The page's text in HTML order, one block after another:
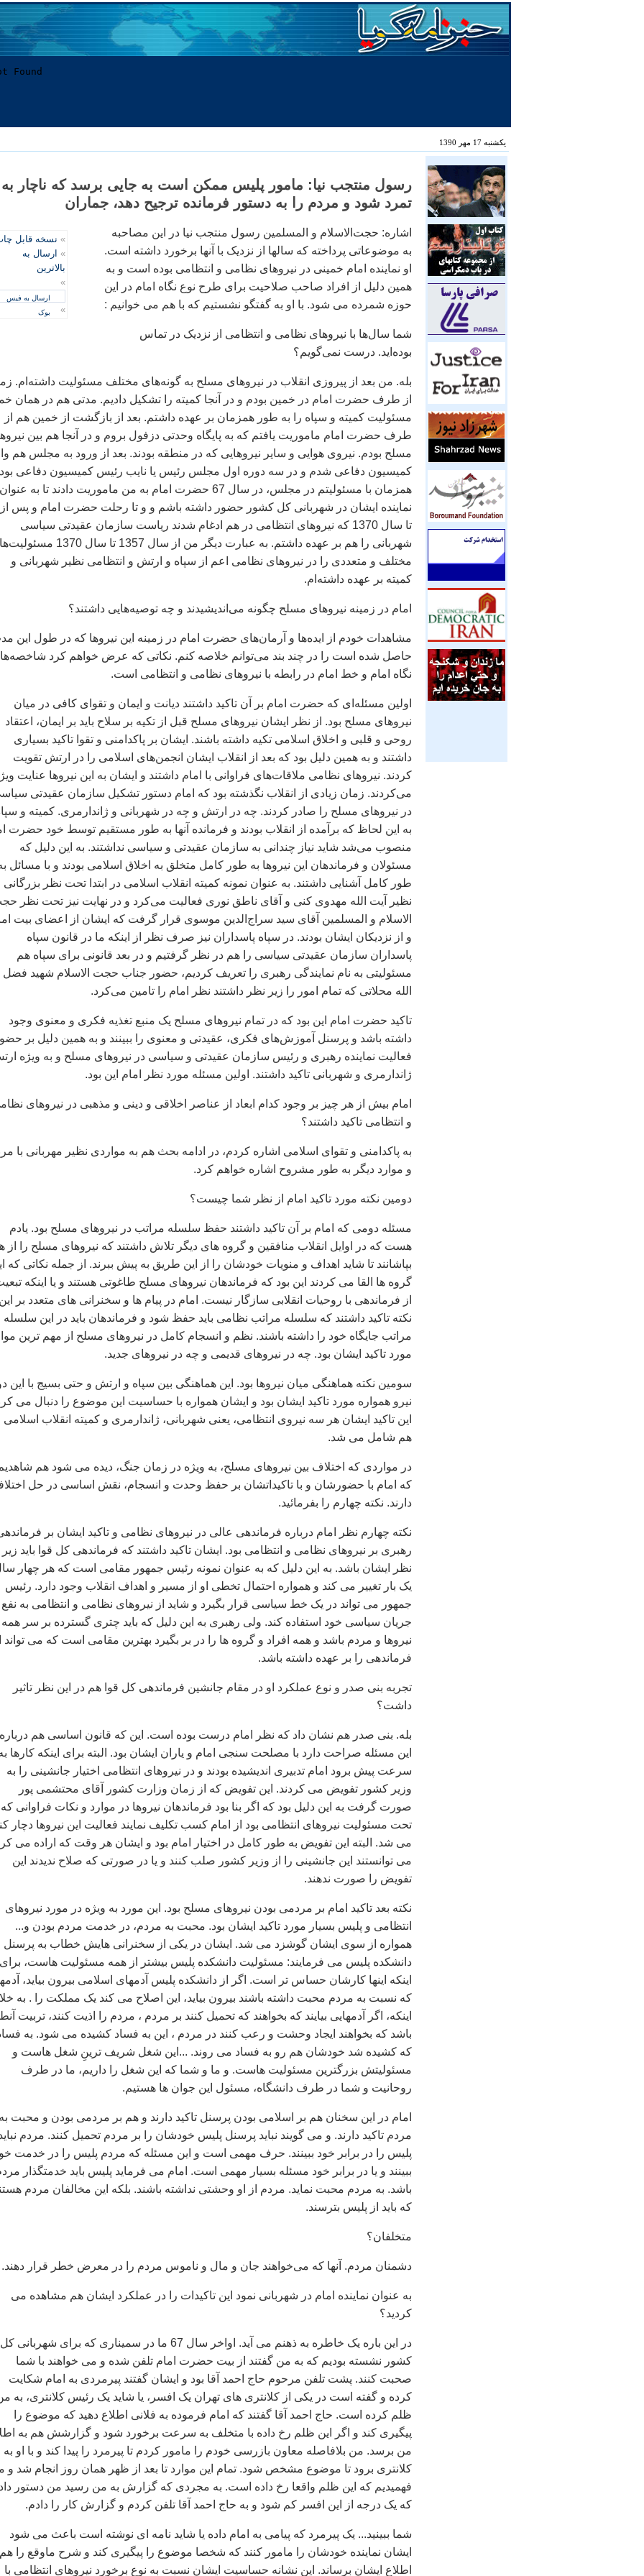
یکشنبه 17 مهر 1390
رسول منتجب نیا: مامور پلیس ممکن است به جایی برسد که ناچار به
تمرد شود و مردم را به دستور فرمانده ترجیح دهد، جماران
» نسخه قابل
» ارسال به
بالاترین
»
ارسال به فیس
بوک
»
اشاره: حجت‌الاسلام و المسلمین رسول منتجب نیا در این مصاحبه
به موضوعاتی پرداخته که سالها از نزدیک با آنها برخورد داشته است.
او نماینده امام خمینی در نیروهای نظامی و انتظامی بوده است و به
همین دلیل از افراد صاحب صلاحیت برای طرح نوع نگاه امام در این
حوزه شمرده می شود. با او به گفتگو نشستیم که با هم می خوانیم :
شما سال‌ها با نیروهای نظامی و انتظامی از نزدیک در تماس
بوده‌اید. درست نمی‌گویم؟
بله. من بعد از پیروزی انقلاب در نیروهای مسلح به گونه‌های مختلف مسئولیت داشته‌ام.
از طرف حضرت امام در خمین بودم و در آنجا کمیته را تشکیل دادیم. مدتی هم در همان
مسئولیت کمیته و سپاه را به طور همزمان بر عهده داشتم. بعد از بازگشت از خمین هم از
طرف حضرت امام ماموریت یافتم که به پایگاه وحدتی دزفول بروم و در آنجا هم بین
مسلح بودم. نیروی هوایی و سایر نیروهایی که در منطقه بودند. بعد از ورود به مجلس هم
کمیسیون دفاعی شدم و در سه دوره اول مجلس رئیس یا نایب رئیس کمیسیون دفاعی
همزمان با مسئولیتم در مجلس، در سال 67 حضرت امام به من ماموریت دادند تا به عنوان
نماینده ایشان در شهربانی کل کشور حضور داشته باشم و و تا رحلت حضرت امام و پس
تا سال 1370 که نیروهای انتظامی در هم ادغام شدند ریاست سازمان عقیدتی سیاسی
شهربانی را هم بر عهده داشتم. به عبارت دیگر من از سال 1357 تا سال
مختلف و متعددی را در نیروهای نظامی اعم از سپاه و ارتش و انتظامی نظیر شهربانی و
کمیته بر عهده داشته‌ام.
امام در زمینه نیروهای مسلح چگونه می‌اندیشیدند و چه توصیه‌هایی داشتند؟
مشاهدات خودم از ایده‌ها و آرمان‌های حضرت امام در زمینه این نیروها که در طول این
حاصل شده است را در چند بند می‌توانم خلاصه کنم. نکاتی که عرض خواهم کرد
نگاه امام و خط امام در رابطه با نیروهای نظامی و انتظامی است.
اولین مسئله‌ای که حضرت امام بر آن تاکید داشتند دیانت و ایمان و تقوای کافی در میان
نیروهای مسلح بود. از نظر ایشان نیروهای مسلح قبل از تکیه بر سلاح باید بر ایمان، اعتقاد
روحی و قلبی و اخلاق اسلامی تکیه داشته باشند. ایشان بر پاکدامنی و تقوا تاکید بسیاری
داشتند و به همین دلیل بود که بعد از انقلاب ایشان انجمن‌های اسلامی را در ارتش تقویت
کردند. نیروهای نظامی ملاقات‌های فراوانی با امام داشتند و ایشان به این نیروها عنایت
می‌کردند. زمان زیادی از انقلاب نگذشته بود که امام دستور تشکیل سازمان عقیدتی
در نیروهای مسلح را صادر کردند. چه در ارتش و چه در شهربانی و ژاندارمری. کمیته و
به این لحاظ که برآمده از انقلاب بودند و فرمانده آنها به طور مستقیم توسط خود حضرت
منصوب می‌شد شاید نیاز چندانی به سازمان عقیدتی و سیاسی نداشتند. به این دلیل که
مسئولان و فرماندهان این نیروها به طور کامل متخلق به اخلاق اسلامی بودند و با مسائل
طور کامل آشنایی داشتند. به عنوان نمونه کمیته انقلاب اسلامی در ابتدا تحت نظر بزرگانی
نظیر آیت‌ الله مهدوی کنی و آقای ناطق نوری فعالیت می‌کرد و در نهایت نیز تحت نظر
الاسلام و المسلمین آقای سید سراج‌الدین موسوی قرار گرفت که ایشان از اعضای بیت
و از نزدیکان ایشان بودند. در سپاه پاسداران نیز صرف نظر از اینکه ما در قانون سپاه
پاسداران سازمان عقیدتی سیاسی را هم در نظر گرفتیم و در بعد قانونی برای سپاه هم
مسئولیتی به نام نمایندگی رهبری را تعریف کردیم، حضور جناب حجت الاسلام شهید فضل
الله محلاتی که تمام امور را زیر نظر داشتند نظر امام را تامین می‌کرد.
تاکید حضرت امام این بود که در تمام نیروهای مسلح یک منبع تغذیه فکری و معنوی وجود
داشته باشد و پرسنل آموزش‌های فکری، عقیدتی و معنوی را ببینند و به همین دلیل بر
فعالیت نماینده رهبری و رئیس سازمان عقیدتی و سیاسی در نیروهای مسلح و به ویژه
ژاندارمری و شهربانی تاکید داشتند. اولین مسئله مورد نظر امام این بود.
امام بیش از هر چیز بر وجود کدام ابعاد از عناصر اخلاقی و دینی و مذهبی در نیروهای
و انتظامی تاکید داشتند؟
به پاکدامنی و تقوای اسلامی اشاره کردم، در ادامه بحث هم به مواردی نظیر مهربانی با
و موارد دیگر به طور مشروح اشاره خواهم کرد.
دومین نکته مورد تاکید امام از نظر شما چیست؟
مسئله دومی که امام بر آن تاکید داشتند حفظ سلسله مراتب در نیروهای مسلح بود. یادم
هست که در اوایل انقلاب منافقین و گروه‌ های دیگر تلاش داشتند که نیروهای مسلح را از
بپاشانند تا شاید اهداف و منویات خودشان را از این طریق به پیش ببرند. از جمله نکاتی که
گروه ها القا می کردند این بود که فرماندهان نیروهای مسلح طاغوتی هستند و یا اینکه
از فرماندهی با روحیات انقلابی سازگار نیست. امام در پیام ها و سخنرانی های متعدد بر این
نکته تاکید داشتند که سلسله مراتب نظامی باید حفظ شود و فرماندهان باید در این سلسله
مراتب جایگاه خود را داشته باشند. نظم و انسجام کامل در نیروهای مسلح از مهم ترین
مورد تاکید ایشان بود. چه در نیروهای قدیمی و چه در نیروهای جدید.
سومین نکته هماهنگی میان نیروها بود. این هماهنگی بین سپاه و ارتش و حتی بسیج با این
نیرو همواره مورد تاکید ایشان بود و ایشان همواره با حساسیت این موضوع را دنبال می
این تاکید ایشان هر سه نیروی انتظامی، یعنی شهربانی، ژاندارمری و کمیته انقلاب اسلامی
هم شامل می شد.
در مواردی که اختلاف بین نیروهای مسلح، به ویژه در زمان جنگ، دیده می شود هم
که امام با حضورشان و با تاکیداتشان بر حفظ وحدت و انسجام، نقش اساسی در حل
دارند. نکته چهارم را بفرمائید.
نکته چهارم نظر امام درباره فرماندهی عالی در نیروهای نظامی و تاکید ایشان بر
رهبری بر نیروهای نظامی و انتظامی بود. ایشان تاکید داشتند که فرماندهی کل قوا باید زیر
نظر ایشان باشد. به این دلیل که به عنوان نمونه رئیس جمهور مقامی است که هر چهار
یک بار تغییر می کند و همواره احتمال تخطی او از مسیر و اهداف انقلاب وجود دارد. رئیس
جمهور می تواند در یک خط سیاسی قرار بگیرد و شاید از نیروهای نظامی و انتظامی به نفع
جریان سیاسی خود استفاده کند. ولی رهبری به این دلیل که باید چتری گسترده بر سر همه
نیروها و مردم باشد و همه افراد و گروه ها را در بر بگیرد بهترین مقامی است که می تواند
فرماندهی را بر عهده داشته باشد.
تجربه بنی صدر و نوع عملکرد او در مقام جانشین فرماندهی کل قوا هم در این نظر تاثیر
داشت؟
بله. بنی صدر هم نشان داد که نظر امام درست بوده است. این که قانون اساسی هم درباره
این مسئله صراحت دارد با مصلحت سنجی امام و یاران ایشان بود. البته برای اینکه کارها
سرعت پیش برود امام تدبیری اندیشیده بودند و در نیروهای انتظامی اختیار جانشینی را به
وزیر کشور تفویض می کردند. این تفویض که از زمان وزارت کشور آقای محتشمی پور
صورت گرفت به این دلیل بود که اگر بنا بود فرماندهان نیروها در موارد و نکات فراوانی که
تحت مسئولیت نیروهای انتظامی بود از امام کسب تکلیف نمایند فعالیت این نیروها دچار
می شد. البته این تفویض به طور کامل در اختیار امام بود و ایشان هر وقت که اراده می
می توانستند این جانشینی را از وزیر کشور صلب کنند و یا در صورتی که صلاح ندیدند این
تفویض را صورت ندهند.
نکته بعد تاکید امام بر مردمی بودن نیروهای مسلح بود. این مورد به ویژه در مورد نیروهای
انتظامی و پلیس بسیار مورد تاکید ایشان بود. محبت به مردم، در خدمت مردم بودن و...
همواره از سوی ایشان گوشزد می شد. ایشان در یکی از سخنرانی هایش خطاب به پرسنل
دانشکده پلیس می فرمایند: مسئولیت دانشکده پلیس بیشتر از همه مسئولیت هاست، برای
اینکه اینها کارشان حساس تر است. اگر از دانشکده پلیس آدمهای اسلامی بیرون بیاید،
که نسبت به مردم محبت داشته باشند بیرون بیاید، این اصلاح می کند یک مملکت را . به
اینکه، اگر آدمهایی بیایند که بخواهند که تحمیل کنند بر مردم ، مردم را اذیت کنند، تربیت
باشد که بخواهند ایجاد وحشت و رعب کنند در مردم ، این به فساد کشیده می شود. به
که کشیده شد خودشان هم رو به فساد می روند. ...این شغل شریف ترینِ شغل هاست و
مسئولیتش بزرگترین مسئولیت هاست. و ما و شما که این شغل را داریم، ما در طرف
روحانیت و شما در طرف دانشگاه، مسئول این جوان ها هستیم.
امام در این سخنان هم بر اسلامی بودن پرسنل تاکید دارند و هم بر مردمی بودن و محبت به
مردم تاکید دارند. و می گویند نباید پرسنل پلیس خودشان را بر مردم تحمیل کنند. مردم
پلیس را در برابر خود ببینند. حرف مهمی است و این مسئله که مردم پلیس را در خدمت
ببینند و یا در برابر خود مسئله بسیار مهمی است. امام می فرماید پلیس باید خدمتگذار
باشد. به مردم محبت نماید. مردم از او وحشتی نداشته باشند. بلکه این مخالفان مردم
که باید از پلیس بترسند.
متخلفان؟
دشمنان مردم. آنها که می‌خواهند جان و مال و ناموس مردم را در معرض خطر قرار دهند.
به عنوان نماینده امام در شهربانی نمود این تاکیدات را در عملکرد ایشان هم مشاهده می
کردید؟
در این باره یک خاطره به ذهنم می آید. اواخر سال 67 ما در سمیناری که برای شهربانی کل
کشور نشسته بودیم که به من گفتند از بیت حضرت امام تلفن شده و می خواهند با شما
صحبت کنند. پشت تلفن مرحوم حاج احمد آقا بود و ایشان گفتند پیرمردی به امام شکایت
کرده و گفته است در یکی از کلانتری های تهران یک افسر، یا شاید یک رئیس کلانتری، به
ظلم کرده است. حاج احمد آقا گفتند که امام فرموده به فلانی اطلاع دهید که موضوع را
پیگیری کند و اگر این ظلم رخ داده با متخلف به سرعت برخورد شود و گزارشش هم به
من برسد. من بلافاصله معاون بازرسی خودم را مامور کردم تا پیرمرد را پیدا کند و با او به
کلانتری برود تا موضوع مشخص شود. تمام این موارد تا بعد از ظهر همان روز انجام شد و
فهمیدیم که این ظلم واقعا رخ داده است. به مجردی که گزارش به من رسید من دستور
که یک درجه از این افسر کم شود و به حاج احمد آقا تلفن کردم و گزارش کار را دادم.
شما ببینید... یک پیرمرد که پیامی به امام داده یا شاید نامه ای نوشته است باعث می شود
ایشان نماینده خودشان را مامور کنند که شخصا موضوع را پیگیری کند و شرح ماوقع را
اطلاع ایشان برساند. این نشانه حساسیت ایشان نسبت به نوع برخورد نیروهای انتظامی با